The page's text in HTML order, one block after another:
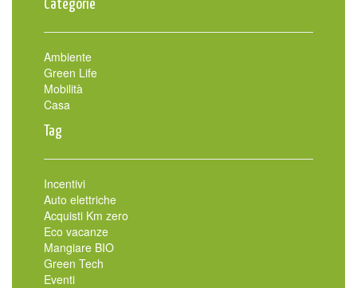
Categorie
Ambiente
Green Life
Mobilità
Casa
Tag
Incentivi
Auto elettriche
Acquisti Km zero
Eco vacanze
Mangiare BIO
Green Tech
Eventi